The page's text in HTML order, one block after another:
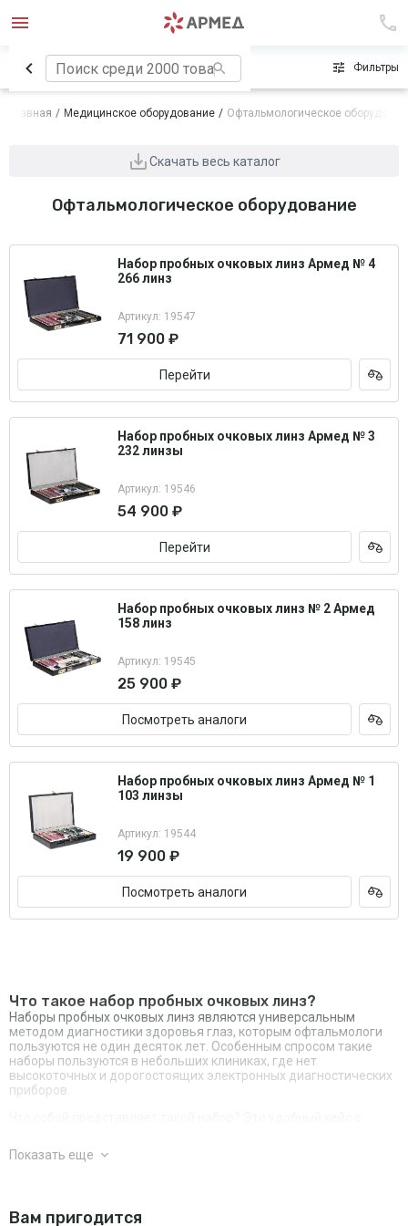
Сначала популярные Фильтры
Главная Медицинское оборудование Офтальмологическое
Скачать весь каталог
Офтальмологическое оборудование
Набор пробных очковых линз Армед № 4
266 линз
Артикул: 19547
71 900 ₽
Перейти
Набор пробных очковых линз Армед № 3
232 линзы
Артикул: 19546
54 900 ₽
Перейти
Набор пробных очковых линз № 2 Армед
158 линз
Артикул: 19545
25 900 ₽
Посмотреть аналоги
Набор пробных очковых линз Армед № 1
103 линзы
Артикул: 19544
19 900 ₽
Посмотреть аналоги
Что такое набор пробных очковых линз?
Наборы пробных очковых линз являются универсальным
методом диагностики здоровья глаз, которым офтальмологи
пользуются не один десяток лет. Особенным спросом такие
наборы пользуются в небольших клиниках, где нет
высокоточных и дорогостоящих электронных диагностических
приборов.
С его помощью офтальмолог может провести быстрое
обследование зрения и выявить такие отклонения как
может регулироваться в зависимости от размеров головы
Показать еще
Вам пригодится